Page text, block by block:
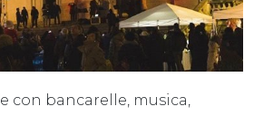
con bancarelle, musica,